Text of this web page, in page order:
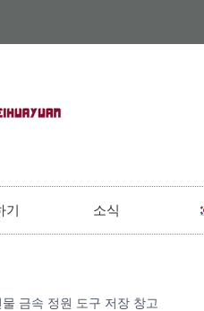
기 소식
금속 정원 도구 저장 창고